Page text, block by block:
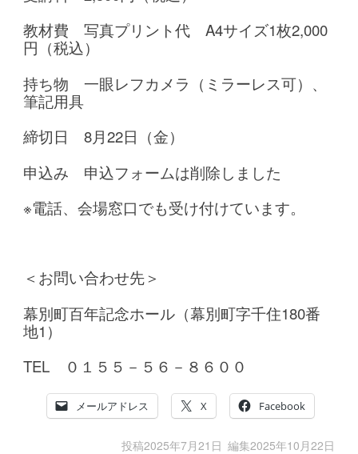
教材費 写真プリント代 A4サイズ1枚2,000
円（税込）
持ち物 一眼レフカメラ（ミラーレス可）、
筆記用具
締切日 8月22日（金）
申込み 申込フォームは削除しました
※電話、会場窓口でも受け付けています。
＜お問い合わせ先＞
幕別町百年記念ホール（幕別町字千住180番
地1）
TEL ０１５５－５６－８６００
メールアドレス X Facebook
投稿2025年7月21日 編集2025年10月22日